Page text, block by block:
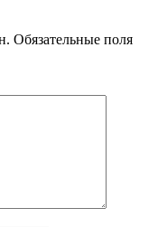
Обязательные поля